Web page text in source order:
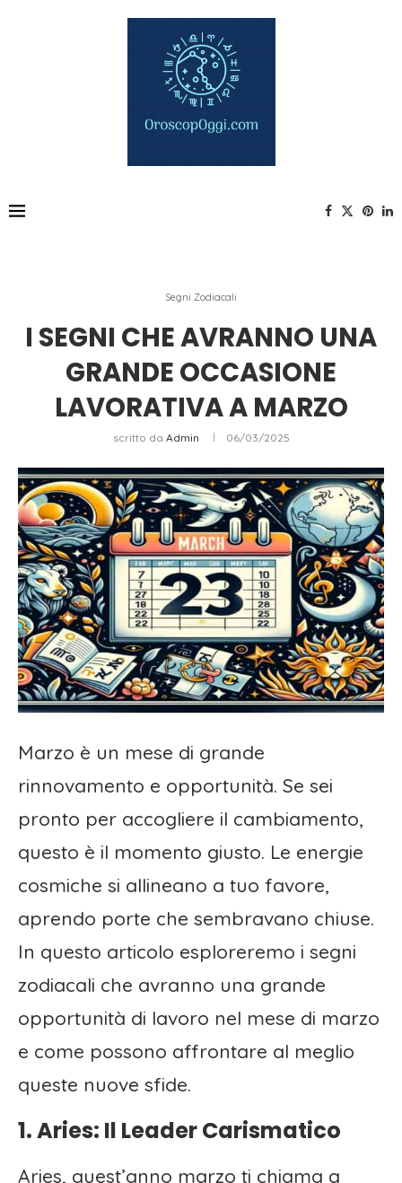
Segni Zodiacali
I SEGNI CHE AVRANNO UNA
GRANDE OCCASIONE
LAVORATIVA A MARZO
scritto da Admin 06/03/2025
Marzo è un mese di grande
rinnovamento e opportunità. Se sei
pronto per accogliere il cambiamento,
questo è il momento giusto. Le energie
cosmiche si allineano a tuo favore,
aprendo porte che sembravano chiuse.
In questo articolo esploreremo i segni
zodiacali che avranno una grande
opportunità di lavoro nel mese di marzo
e come possono affrontare al meglio
queste nuove sfide.
1. Aries: Il Leader Carismatico
Aries, quest’anno marzo ti chiama a